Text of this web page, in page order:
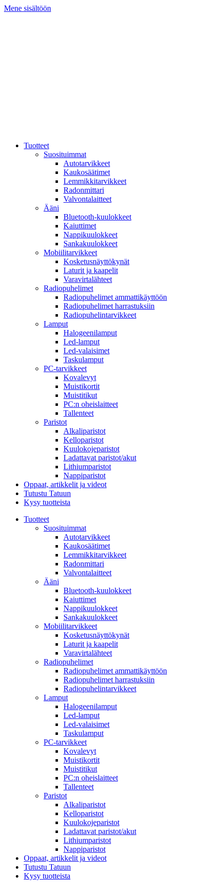
Mene sisältöön
Tuotteet
Suosituimmat
Autotarvikkeet
Kaukosäätimet
Lemmikkitarvikkeet
Radonmittari
Valvontalaitteet
Ääni
Bluetooth-kuulokkeet
Kaiuttimet
Nappikuulokkeet
Sankakuulokkeet
Mobiilitarvikkeet
Kosketusnäyttökynät
Laturit ja kaapelit
Varavirtalähteet
Radiopuhelimet
Radiopuhelimet ammattikäyttöön
Radiopuhelimet harrastuksiin
Radiopuhelintarvikkeet
Lamput
Halogeenilamput
Led-lamput
Led-valaisimet
Taskulamput
PC-tarvikkeet
Kovalevyt
Muistikortit
Muistitikut
PC:n oheislaitteet
Tallenteet
Paristot
Alkaliparistot
Kelloparistot
Kuulokojeparistot
Ladattavat paristot/akut
Lithiumparistot
Nappiparistot
Oppaat, artikkelit ja videot
Tutustu Tatuun
Kysy tuotteista
Tuotteet
Suosituimmat
Autotarvikkeet
Kaukosäätimet
Lemmikkitarvikkeet
Radonmittari
Valvontalaitteet
Ääni
Bluetooth-kuulokkeet
Kaiuttimet
Nappikuulokkeet
Sankakuulokkeet
Mobiilitarvikkeet
Kosketusnäyttökynät
Laturit ja kaapelit
Varavirtalähteet
Radiopuhelimet
Radiopuhelimet ammattikäyttöön
Radiopuhelimet harrastuksiin
Radiopuhelintarvikkeet
Lamput
Halogeenilamput
Led-lamput
Led-valaisimet
Taskulamput
PC-tarvikkeet
Kovalevyt
Muistikortit
Muistitikut
PC:n oheislaitteet
Tallenteet
Paristot
Alkaliparistot
Kelloparistot
Kuulokojeparistot
Ladattavat paristot/akut
Lithiumparistot
Nappiparistot
Oppaat, artikkelit ja videot
Tutustu Tatuun
Kysy tuotteista